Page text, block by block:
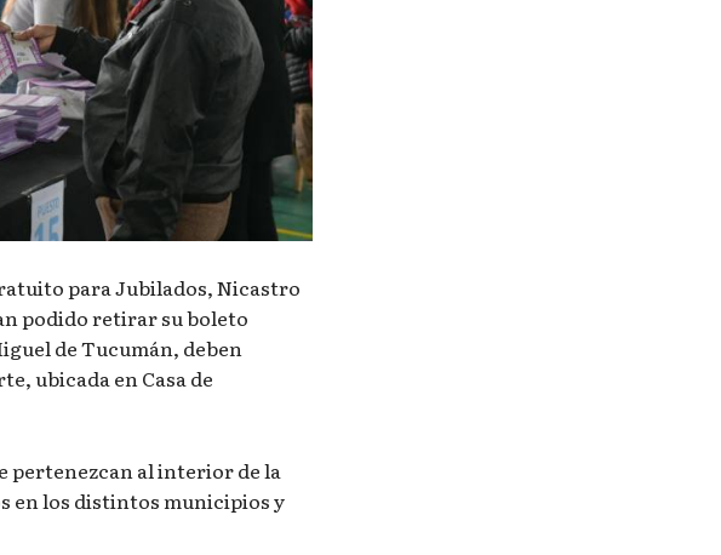
para Jubilados, Nicastro
podido retirar su boleto
de Tucumán, deben
ubicada en Casa de
pertenezcan al interior de la
en los distintos municipios y